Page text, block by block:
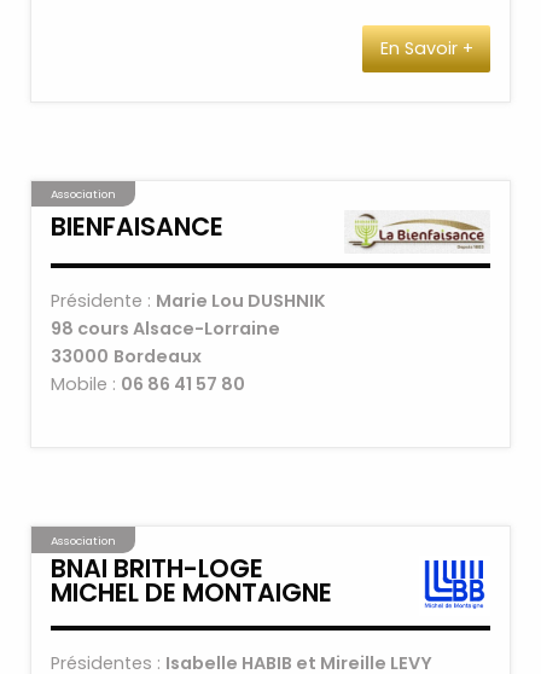
En Savoir +
Association
BIENFAISANCE
Présidente : Marie Lou DUSHNIK
98 cours Alsace-Lorraine
33000 Bordeaux
Mobile : 06 86 41 57 80
Association
BNAI BRITH-LOGE
MICHEL DE MONTAIGNE
Présidentes : Isabelle HABIB et Mireille LEVY